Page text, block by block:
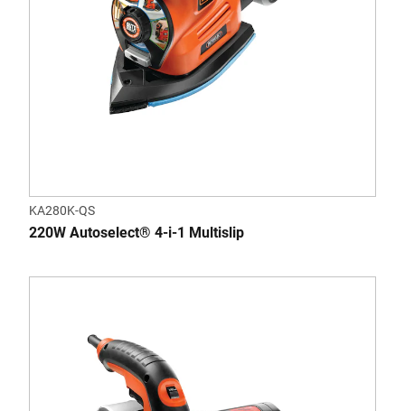
KA280K-QS
220W Autoselect® 4-i-1 Multislip